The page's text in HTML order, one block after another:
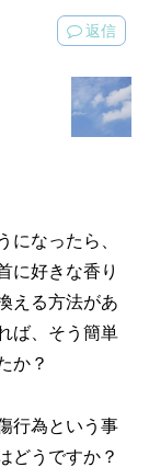
返信
になったら、
に好きな香り
える方法があ
ば、そう簡単
か？
行為という事
どうですか？